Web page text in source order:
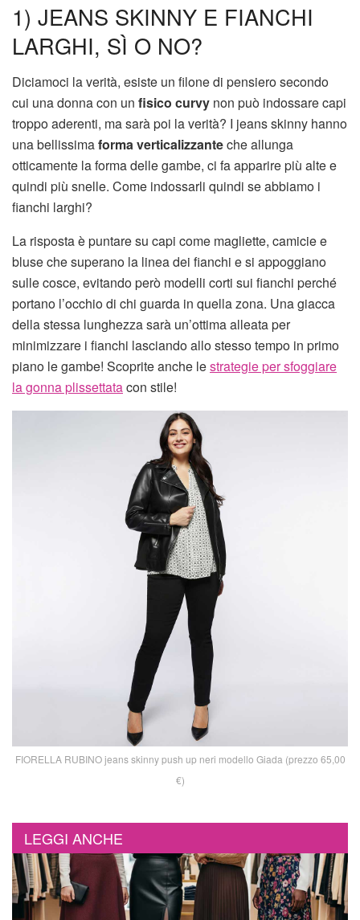
1) JEANS SKINNY E FIANCHI
LARGHI, SÌ O NO?
Diciamoci la verità, esiste un filone di pensiero secondo
cui una donna con un fisico curvy non può indossare capi
troppo aderenti, ma sarà poi la verità? I jeans skinny hanno
una bellissimaforma verticalizzanteche allunga
otticamente la forma delle gambe, ci fa apparire più alte e
quindi più snelle. Come indossarli quindi se abbiamo i
fianchi larghi?
La risposta è puntare su capi come magliette, camicie e
bluse che superano la linea dei fianchi e si appoggiano
sulle cosce, evitando però modelli corti sui fianchi perché
portano l’occhio di chi guarda in quella zona. Una giacca
della stessa lunghezza sarà un’ottima alleata per
minimizzare i fianchi lasciando allo stesso tempo in primo
piano le gambe! Scoprite anche lestrategie per sfoggiare
la gonna plissettatacon stile!
FIORELLA RUBINO jeans skinny push up neri modello Giada (prezzo 65,00
€)
LEGGI ANCHE